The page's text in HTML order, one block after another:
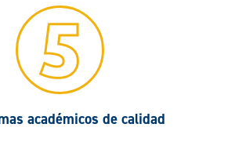
académicos de calidad